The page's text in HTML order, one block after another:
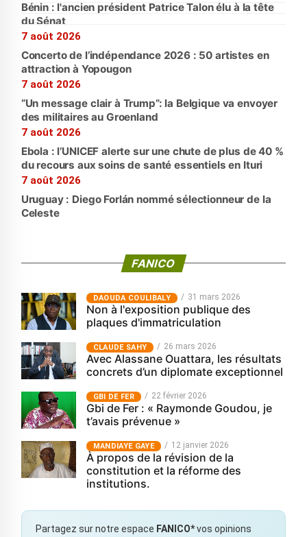
Bénin : l'ancien président Patrice Talon élu à la tête
du Sénat
7 août 2026
Concerto de l’indépendance 2026 : 50 artistes en
attraction à Yopougon
7 août 2026
“Un message clair à Trump”: la Belgique va envoyer
des militaires au Groenland
7 août 2026
Ebola : l’UNICEF alerte sur une chute de plus de 40 %
du recours aux soins de santé essentiels en Ituri
7 août 2026
Uruguay : Diego Forlán nommé sélectionneur de la
Celeste
FANICO
‎DAOUDA COULIBALY 31 mars 2026
Non à l'exposition publique des
plaques d'immatriculation
CLAUDE SAHY 26 mars 2026
Avec Alassane Ouattara, les résultats
concrets d’un diplomate exceptionnel
GBI DE FER 22 février 2026
Gbi de Fer : « Raymonde Goudou, je
t’avais prévenue »
MANDIAYE GAYE 12 janvier 2026
À propos de la révision de la
constitution et la réforme des
institutions.
Partagez sur notre espace FANICO*vos opinions